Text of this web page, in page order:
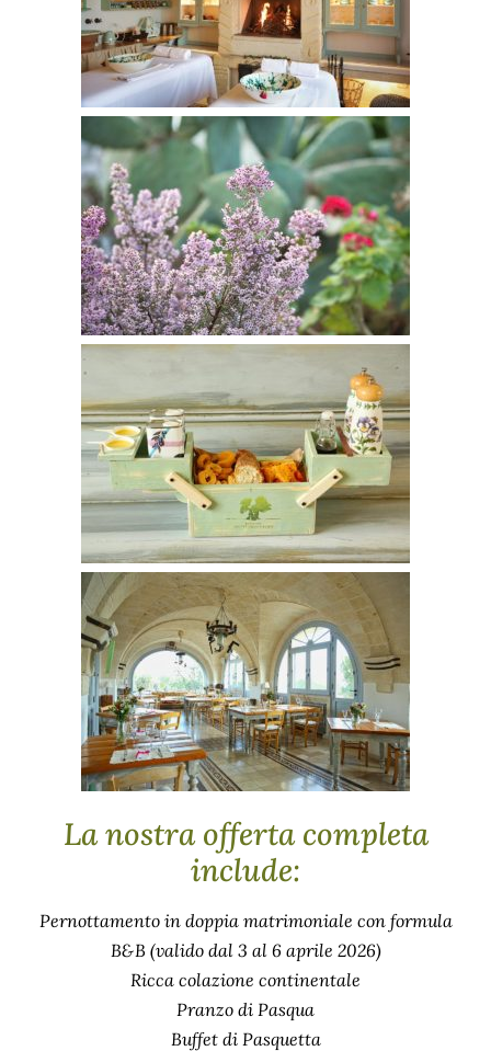
La nostra offerta completa
include:
Pernottamento in doppia matrimoniale con formula
B&B (valido dal 3 al 6 aprile 2026)
Ricca colazione continentale
Pranzo di Pasqua
Buffet di Pasquetta